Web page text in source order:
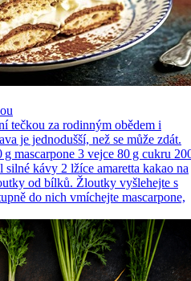
tečkou za rodinným obědem i
je jednodušší, než se může zdát.
mascarpone 3 vejce 80 g cukru
kávy 2 lžíce amaretta kakao na
od bílků. Žloutky vyšlehejte s
do nich vmíchejte mascarpone,